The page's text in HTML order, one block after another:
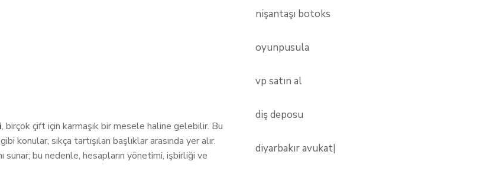
, birçok çift için karmaşık bir mesele haline gelebilir. Bu
konular, sıkça tartışılan başlıklar arasında yer alır.
bu nedenle, hesapların yönetimi, işbirliği ve
nişantaşı botoks
oyunpusula
vp satın al
diş deposu
diyarbakır avukat|